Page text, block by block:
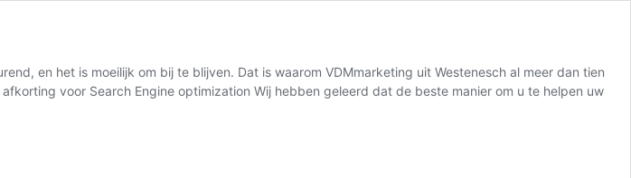
en het is moeilijk om bij te blijven. Dat is waarom VDMmarketing uit Westenesch al meer dan tien
voor Search Engine optimization Wij hebben geleerd dat de beste manier om u te helpen uw